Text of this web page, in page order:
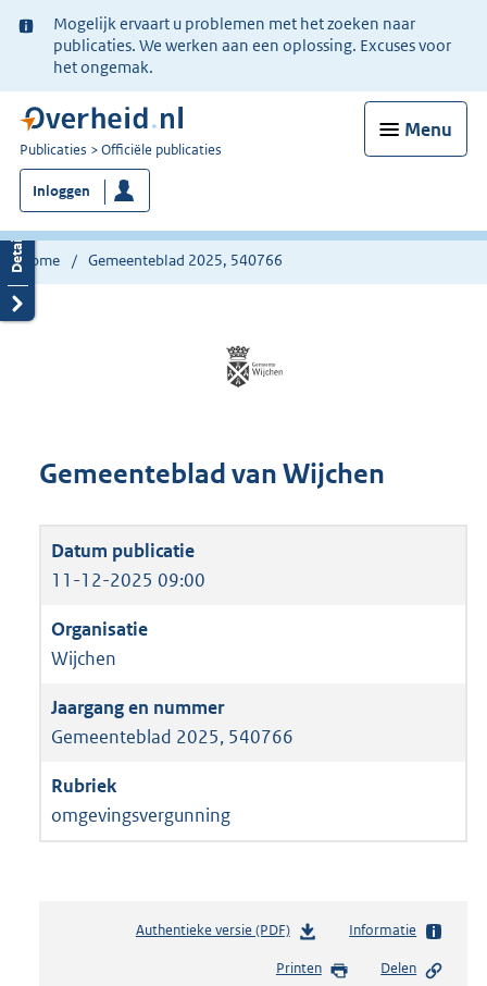
Ter
informatie:
Mogelijk ervaart u problemen met het zoeken naar
publicaties. We werken aan een oplossing. Excuses voor
het ongemak.
Menu
U
bent
nu
hier:
Publicaties Officiële publicaties
Inloggen
Home Gemeenteblad 2025, 540766
Gemeenteblad van Wijchen
11-12-2025 09:00
Wijchen
Gemeenteblad 2025, 540766
omgevingsvergunning
Authentieke versie (PDF)b
s
Informatie
Printen Delen